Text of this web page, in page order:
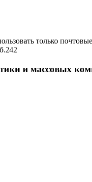
только
и массовых